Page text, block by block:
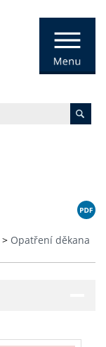
> Opatření děkana